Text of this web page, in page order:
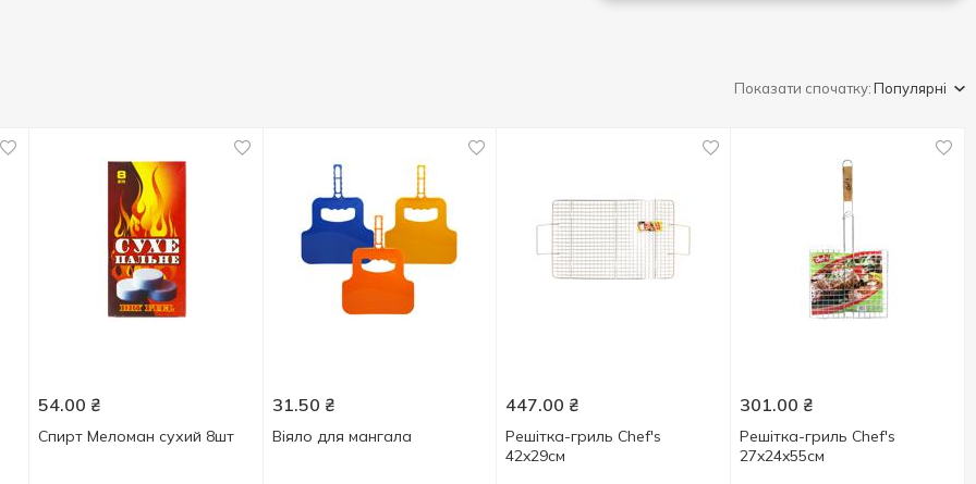
Показати спочатку:Популярні
54.00 ₴
Спирт Меломан сухий 8шт
31.50 ₴
Віяло для мангала
447.00 ₴
Решітка-гриль Chef's
42x29см
301.00 ₴
Решітка-гриль Chef's
27x24x55см